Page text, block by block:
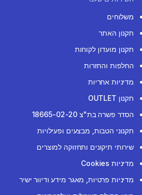
משלוחים
תקנון האתר
תקנון מועדון לקוחות
החלפות והחזרות
מדיניות אחריות
תקנון OUTLET
הסדר פשרה בת"צ 18665-02-20
תקנוני הטבות, מבצעים ופעילויות
שירותי תיקונים ותחזוקה למוצרים
מדיניות Cookies
מדיניות פרטיות, מאגר מידע ודיוור ישיר